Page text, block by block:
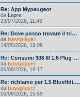
Re: App Mypeugeot
da Lepre
29/07/2026, 11:43
Re: Dove posso trovare il tri…
da bassplayer
14/05/2026, 19:08
Re: Consumi 308 III 1.6 Plug-…
da bassplayer
06/08/2026, 18:17
Re: richiamo per 1.5 BlueHdi,…
da bassplayer
06/08/2026, 15:59